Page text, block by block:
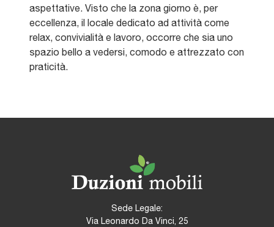
aspettative. Visto che la zona giorno è, per
eccellenza, il locale dedicato ad attività come
relax, convivialità e lavoro, occorre che sia uno
spazio bello a vedersi, comodo e attrezzato con
praticità.
Sede Legale:
Via Leonardo Da Vinci, 25